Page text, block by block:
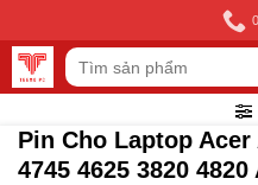
to
content
Tìm
kiếm:
Pin Cho Laptop Acer
4745 4625 3820